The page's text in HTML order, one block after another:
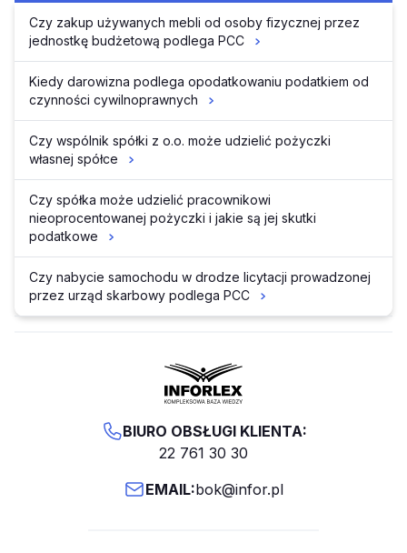
Czy zakup używanych mebli od osoby fizycznej przez
jednostkę budżetową podlega PCC
Kiedy darowizna podlega opodatkowaniu podatkiem od
czynności cywilnoprawnych
Czy wspólnik spółki z o.o. może udzielić pożyczki
własnej spółce
Czy spółka może udzielić pracownikowi
nieoprocentowanej pożyczki i jakie są jej skutki
podatkowe
Czy nabycie samochodu w drodze licytacji prowadzonej
przez urząd skarbowy podlega PCC
BIURO OBSŁUGI KLIENTA:
22 761 30 30
EMAIL:bok@infor.pl